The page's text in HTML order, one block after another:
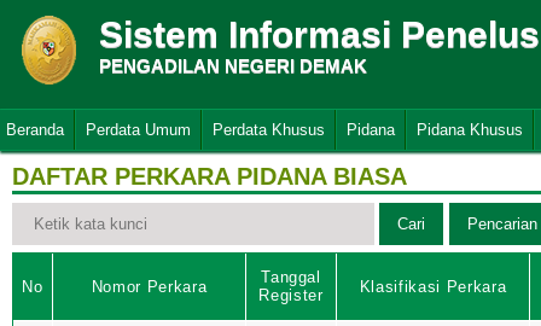
Sistem Informasi
PENGADILAN NEGERI DEMAK
Beranda Perdata Umum Perdata Khusus Pidana Pidana Khusus
DAFTAR PERKARA PIDANA BIASA
No Nomor Perkara
Tanggal
Register
Klasifikasi Perkara